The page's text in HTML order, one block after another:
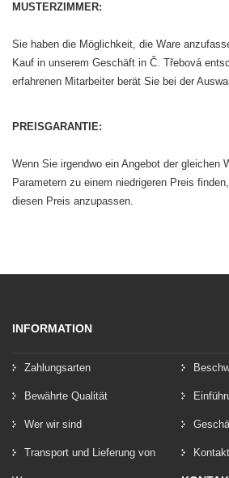
MUSTERZIMMER:
Sie haben die Möglichkeit, die Ware
Kauf in unserem Geschäft in Č. Třebová
erfahrenen Mitarbeiter berät Sie bei der
PREISGARANTIE:
Wenn Sie irgendwo ein Angebot der gleichen
Parametern zu einem niedrigeren Preis
diesen Preis anzupassen.
INFORMATION
Zahlungsarten
Bewährte Qualität
Wer wir sind
Transport und Lieferung von